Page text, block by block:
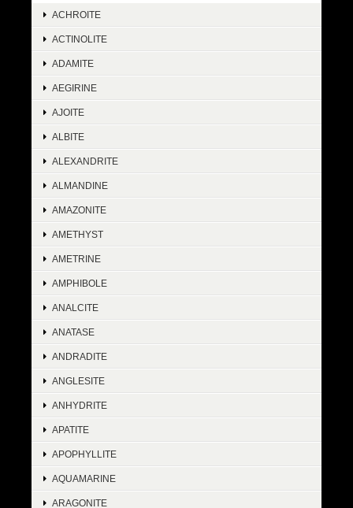
ACHROITE
ACTINOLITE
ADAMITE
AEGIRINE
AJOITE
ALBITE
ALEXANDRITE
ALMANDINE
AMAZONITE
AMETHYST
AMETRINE
AMPHIBOLE
ANALCITE
ANATASE
ANDRADITE
ANGLESITE
ANHYDRITE
APATITE
APOPHYLLITE
AQUAMARINE
ARAGONITE